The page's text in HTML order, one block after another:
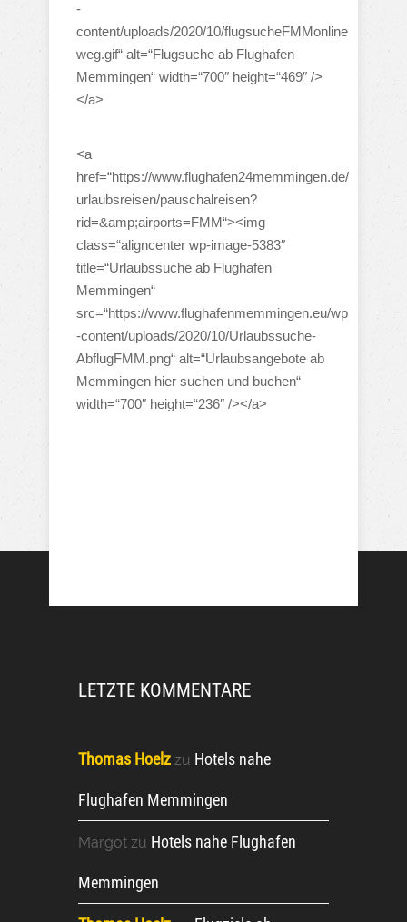
-
content/uploads/2020/10/flugsucheFMMonline
weg.gif“ alt=“Flugsuche ab Flughafen
Memmingen“ width=“700″ height=“469″ />
</a>
<a
href=“https://www.flughafen24memmingen.de/
urlaubsreisen/pauschalreisen?
rid=&amp;airports=FMM“><img
class=“aligncenter wp-image-5383″
title=“Urlaubssuche ab Flughafen
Memmingen“
src=“https://www.flughafenmemmingen.eu/wp
-content/uploads/2020/10/Urlaubssuche-
AbflugFMM.png“ alt=“Urlaubsangebote ab
Memmingen hier suchen und buchen“
width=“700″ height=“236″ /></a>
LETZTE KOMMENTARE
Thomas Hoelz zu Hotels nahe
Flughafen Memmingen
Margot zu Hotels nahe Flughafen
Memmingen